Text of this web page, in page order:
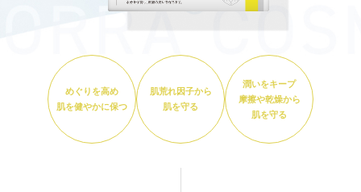
めぐりを高め
肌を健やかに保つ
肌荒れ因子から
肌を守る
潤いをキープ
摩擦や乾燥から
肌を守る